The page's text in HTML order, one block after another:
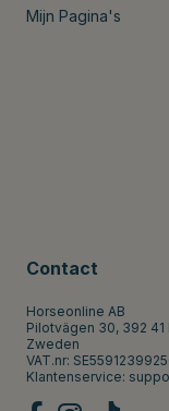
Mijn Pagina's
Contact
Horseonline AB
Pilotvägen 30, 392 41
Zweden
VAT.nr:
Klantenservice: